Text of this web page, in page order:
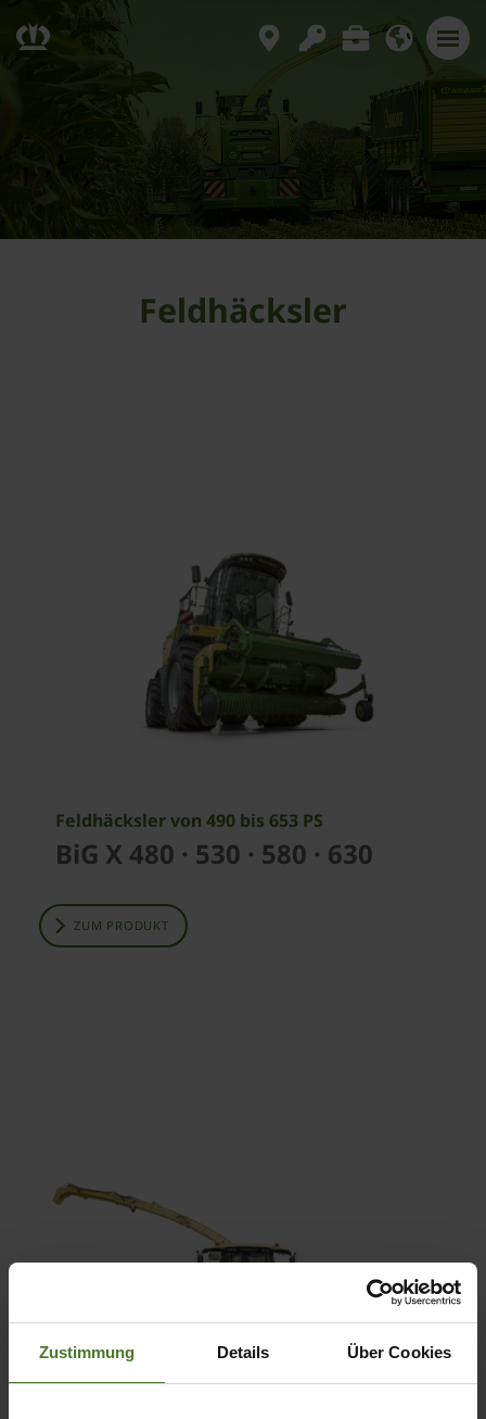
Zustimmung Details Über Cookies
Feldhäcksler
Feldhäcksler von 490 bis 653 PS
BiG X 480 · 530 · 580 · 630
ZUM PRODUKT